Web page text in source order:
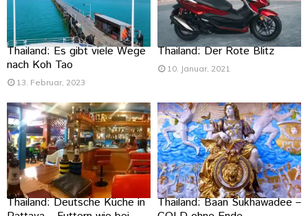
Thailand: Es gibt viele Wege
nach Koh Tao
13. Februar, 2023
Thailand: Der Rote Blitz
10. Januar, 2021
Thailand: Deutsche Küche in
Thailand: Baan Sukhawadee –